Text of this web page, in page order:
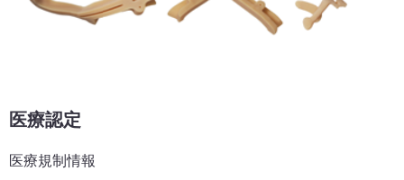
医療認定
医療規制情報